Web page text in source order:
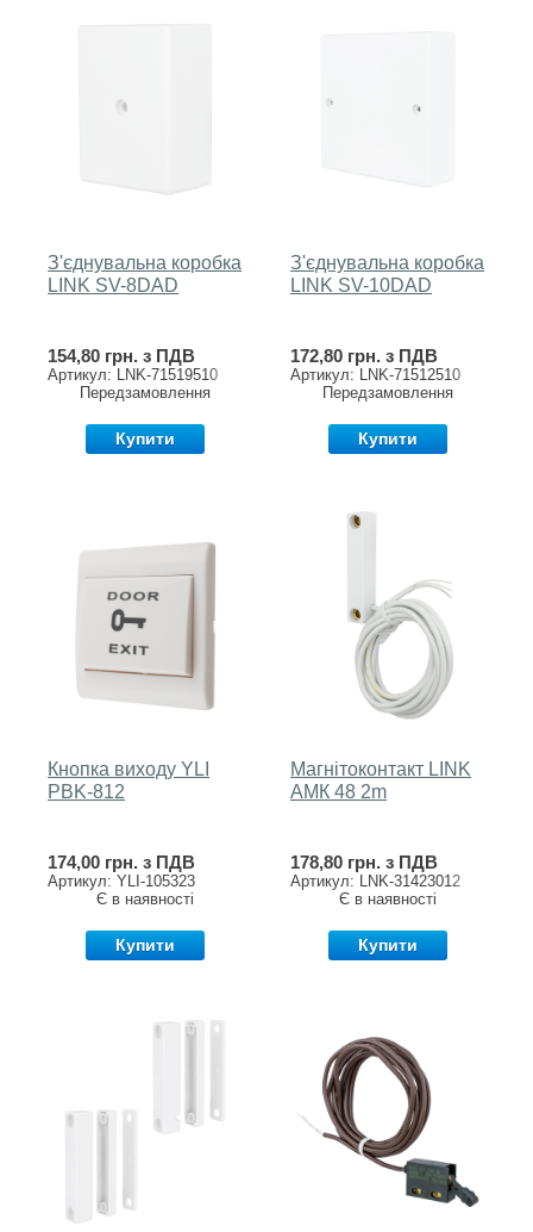
З'єднувальна коробка
LINK SV-8DAD
154,80 грн. з ПДВ
Артикул: LNK-71519510
Передзамовлення
Купити
З'єднувальна коробка
LINK SV-10DAD
172,80 грн. з ПДВ
Артикул: LNK-71512510
Передзамовлення
Купити
Кнопка виходу YLI
PBK-812
174,00 грн. з ПДВ
Артикул: YLI-105323
Є в наявності
Купити
Магнітоконтакт LINK
AМК 48 2m
178,80 грн. з ПДВ
Артикул: LNK-31423012
Є в наявності
Купити